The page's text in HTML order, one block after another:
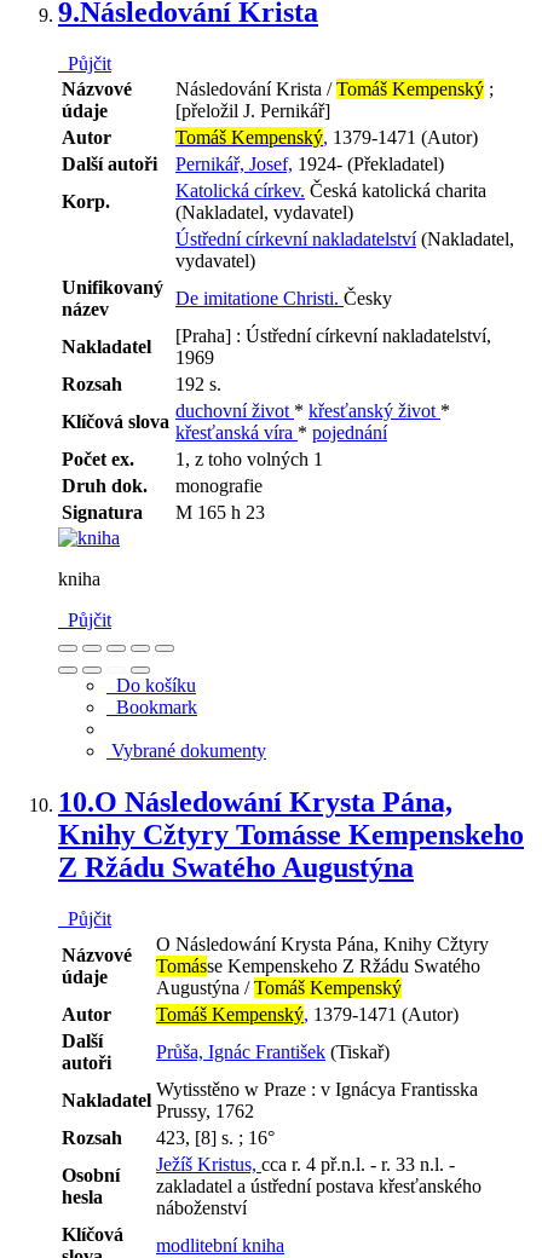
9.Následování Krista
Půjčit
Názvové
údaje
Následování Krista /Tomáš Kempenský ;
[přeložil J. Pernikář]
Autor
Tomáš Kempenský, 1379-1471 (Autor)
Další autoři
Pernikář, Josef, 1924- (Překladatel)
Korp.
Katolická církev. Česká katolická charita
(Nakladatel, vydavatel)
Ústřední církevní nakladatelství(Nakladatel,
vydavatel)
Unifikovaný
název
De imitatione Christi. Česky
Nakladatel
[Praha] : Ústřední církevní nakladatelství,
1969
Rozsah
192 s.
Klíčová slova
duchovní život * křesťanský život *
křesťanská víra * pojednání
Počet ex.
1, z toho volných 1
Druh dok.
monografie
Signatura
M 165 h 23
kniha
Půjčit
Do košíku
Bookmark
Vybrané dokumenty
10.O Následowání Krysta Pána,
Knihy Cžtyry Tomásse Kempenskeho
Z Ržádu Swatého Augustýna
Půjčit
Názvové
údaje
O Následowání Krysta Pána, Knihy Cžtyry
Tomásse Kempenskeho Z Ržádu Swatého
Augustýna /Tomáš Kempenský
Autor
Tomáš Kempenský, 1379-1471 (Autor)
Další
autoři
Průša, Ignác František (Tiskař)
Nakladatel
Wytisstěno w Praze : v Ignácya Frantisska
Prussy, 1762
Rozsah
423, [8] s. ; 16°
Osobní
hesla
Ježíš Kristus, cca r. 4 př.n.l. - r. 33 n.l. -
zakladatel a ústřední postava křesťanského
náboženství
Klíčová
modlitební kniha